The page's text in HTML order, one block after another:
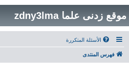
موقع زدنى علما zdny3lma
الأسئلة المتكررة
فهرس المنتدى